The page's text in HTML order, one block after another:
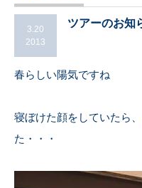
3.20
2013
ツアーのお知
春らしい陽気ですね
寝ぼけた顔をしていたら
た・・・